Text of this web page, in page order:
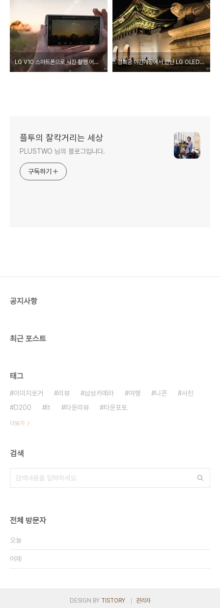
LG V10 스마트폰으로 사진 촬영 어디까지 할 수 있나? 경복궁 야간개장에서 만난 LG OLED UHD TV로 본 우리 문화 유산전
플투의 찰칵거리는 세상
PLUSTWO 님의 블로그입니다.
구독하기
공지사항
최근 포스트
태그
이미지로거 리뷰 삼성카메라 여행 니콘
사진
D200
It 타운리뷰 타운포토
더보기
검색
전체 방문자
오늘
어제
DESIGN BY TISTORY 관리자